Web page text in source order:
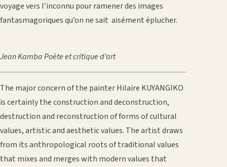
voyage vers l’inconnu pour ramener des images
fantasmagoriques qu’on ne sait aisément éplucher.
Jean KambaPoète et critique d’art
The major concern of the painter Hilaire KUYANGIKO
is certainly the construction and deconstruction,
destruction and reconstruction of forms of cultural
values, artistic and aesthetic values. The artist draws
from its anthropological roots of traditional values
that mixes and merges with modern values that